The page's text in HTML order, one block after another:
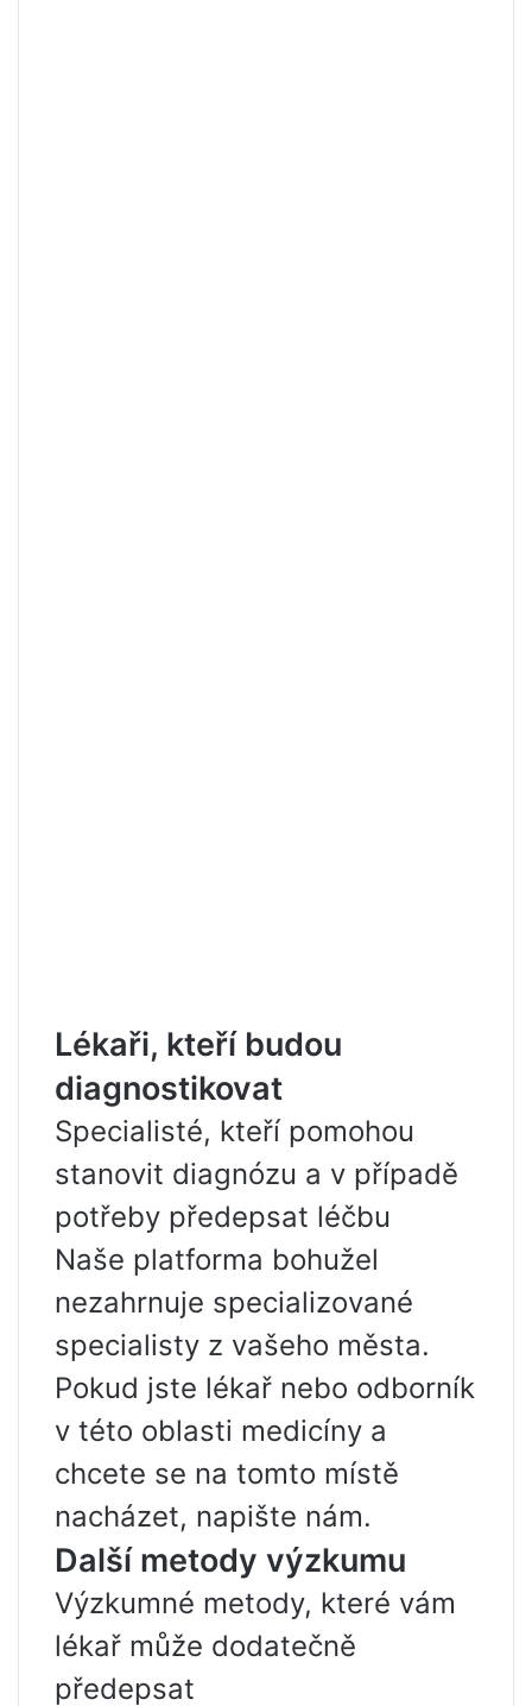
Lékaři, kteří budou
diagnostikovat
Specialisté, kteří pomohou
stanovit diagnózu a v případě
potřeby předepsat léčbu
Naše platforma bohužel
nezahrnuje specializované
specialisty z vašeho města.
Pokud jste lékař nebo odborník
v této oblasti medicíny a
chcete se na tomto místě
nacházet, napište nám.
Další metody výzkumu
Výzkumné metody, které vám
lékař může dodatečně
předepsat